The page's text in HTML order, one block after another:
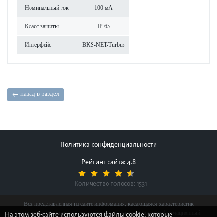
Номинальный ток 100 мА
Класс защиты IP 65
Интерфейс BKS-NET-Türbus
назад в раздел
Политика конфиденциальности
Рейтинг сайта: 4.8
Количество голосов: 1531
Вся представленная на сайте информация, касающаяся характеристик
продуктов, наличия на складе, стоимости товаров, носит информационный
На этом веб-сайте используются файлы cookie, которые